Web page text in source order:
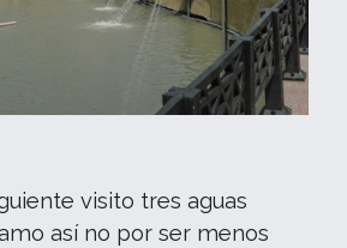
visito tres aguas
así no por ser menos